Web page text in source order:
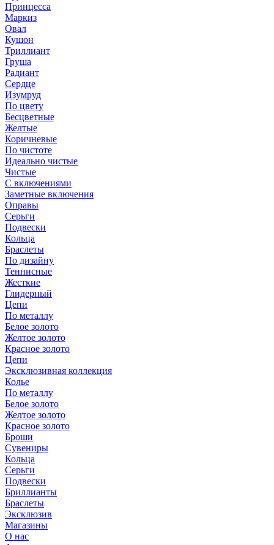
Принцесса
Маркиз
Овал
Кушон
Триллиант
Груша
Радиант
Сердце
Изумруд
По цвету
Бесцветные
Желтые
Коричневые
По чистоте
Идеально чистые
Чистые
С включениями
Заметные включения
Оправы
Серьги
Подвески
Кольца
Браслеты
По дизайну
Теннисные
Жесткие
Глидерный
Цепи
По металлу
Белое золото
Желтое золото
Красное золото
Цепи
Эксклюзивная коллекция
Колье
По металлу
Белое золото
Желтое золото
Красное золото
Броши
Сувениры
Кольца
Серьги
Подвески
Бриллианты
Браслеты
Эксклюзив
Магазины
О нас